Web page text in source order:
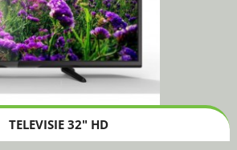
TELEVISIE 32" HD